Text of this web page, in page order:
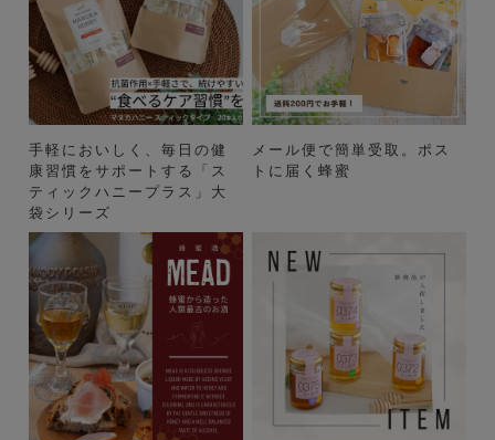
手軽においしく、毎日の健
康習慣をサポートする「ス
ティックハニープラス」大
袋シリーズ
メール便で簡単受取。ポス
トに届く蜂蜜